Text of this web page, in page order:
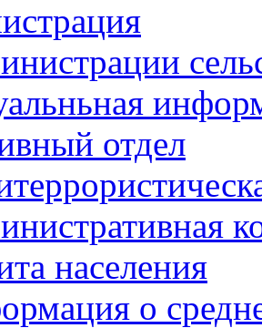
отдел
населения
о